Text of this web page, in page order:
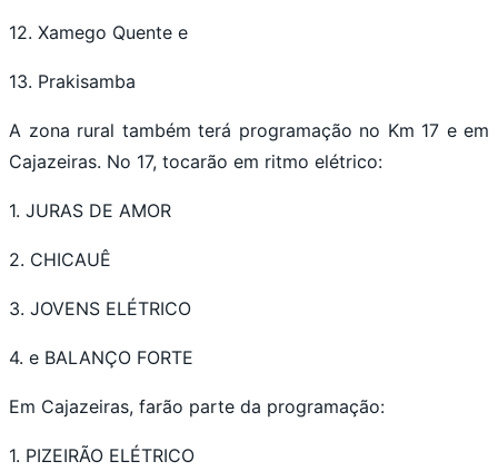
12. Xamego Quente e
13. Prakisamba
A zona rural também terá programação no Km 17 e em
Cajazeiras. No 17, tocarão em ritmo elétrico:
1. JURAS DE AMOR
2. CHICAUÊ
3. JOVENS ELÉTRICO
4. e BALANÇO FORTE
Em Cajazeiras, farão parte da programação:
1. PIZEIRÃO ELÉTRICO